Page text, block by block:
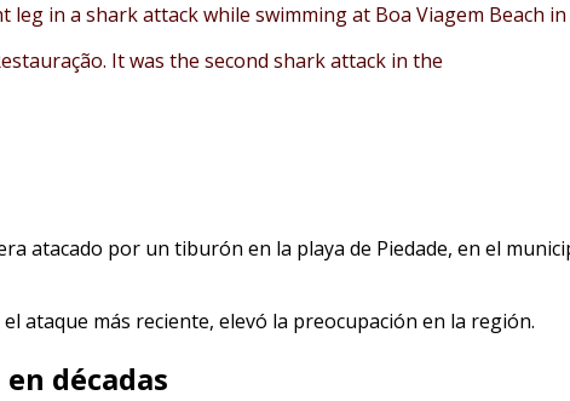
in a shark attack while swimming at Boa Viagem Beach in
It was the second shark attack in the
atacado por un tiburón en la playa de Piedade, en el
ataque más reciente, elevó la preocupación en la región.
décadas